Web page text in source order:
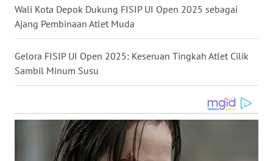
Wali Kota Depok Dukung FISIP UI Open 2025 sebagai
Ajang Pembinaan Atlet Muda
Gelora FISIP UI Open 2025: Keseruan Tingkah Atlet Cilik
Sambil Minum Susu
WN
NUSANTARA
WN
JOGJA
JATIM